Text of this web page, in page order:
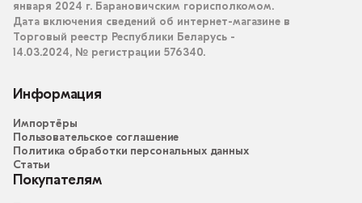
января 2024 г. Барановичским горисполкомом.
Дата включения сведений об интернет-магазине в
Торговый реестр Республики Беларусь -
14.03.2024, № регистрации 576340.
Информация
Импортёры
Пользовательское соглашение
Политика обработки персональных данных
Статьи
Покупателям